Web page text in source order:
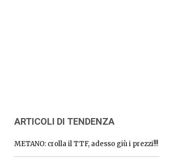
ARTICOLI DI TENDENZA
METANO: crolla il TTF, adesso giù i prezzi!!!